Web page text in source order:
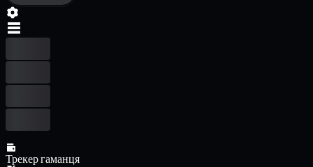
Трекер гаманця